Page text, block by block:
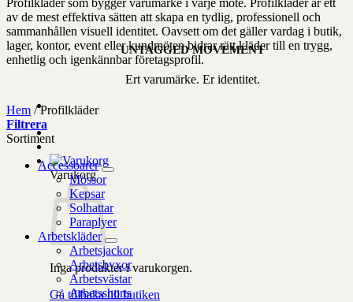
UNTAGGED MOVEMENT
Ert varumärke. Er identitet.
Varukorg
Inga produkter i varukorgen.
Gå tillbaka till butiken
Profilkläder som bygger varumärke i varje möte. Profilkläder är ett
av de mest effektiva sätten att skapa en tydlig, professionell och
sammanhållen visuell identitet. Oavsett om det gäller vardag i butik,
lager, kontor, event eller kundmöten bidrar rätt kläder till en trygg,
enhetlig och igenkännbar företagsprofil.
Hem /Profilkläder
Filtrera
Sortiment
Accessoarer
Mössor
Kepsar
Solhattar
Paraplyer
Arbetskläder
Arbetsjackor
Arbetsbyxor
Arbetsvästar
Arbetsshorts